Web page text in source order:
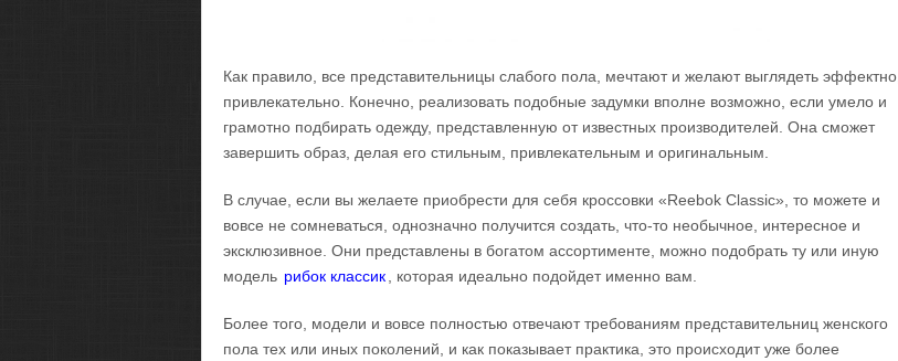
Как правило, все представительницы слабого пола, мечтают и желают выглядеть эффектно,
привлекательно. Конечно, реализовать подобные задумки вполне возможно, если умело и
грамотно подбирать одежду, представленную от известных производителей. Она сможет
завершить образ, делая его стильным, привлекательным и оригинальным.
В случае, если вы желаете приобрести для себя кроссовки «Reebok Classic», то можете и
вовсе не сомневаться, однозначно получится создать, что-то необычное, интересное и
эксклюзивное. Они представлены в богатом ассортименте, можно подобрать ту или иную
модель рибок классик , которая идеально подойдет именно вам.
Более того, модели и вовсе полностью отвечают требованиям представительниц женского
пола тех или иных поколений, и как показывает практика, это происходит уже более